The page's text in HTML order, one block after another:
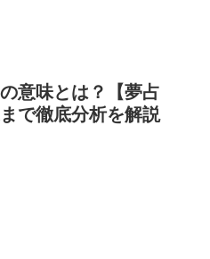
意味とは？【夢占
で徹底分析を解説